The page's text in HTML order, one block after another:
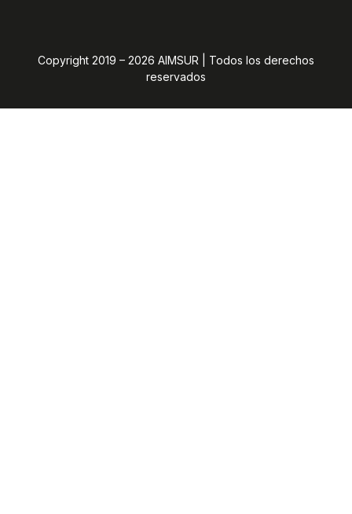
Copyright 2019 – 2026 AIMSUR | Todos los derechos
reservados